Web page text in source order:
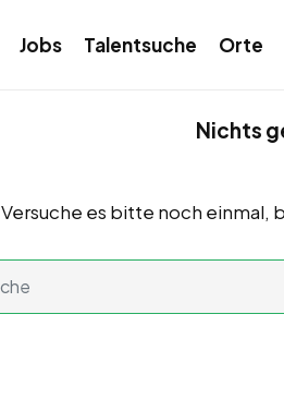
Jobs Talentsuche Orte
Nichts
Versuche es bitte noch einmal,